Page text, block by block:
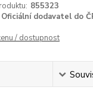
855323
Oficiální dodavatel do
/ dostupnost